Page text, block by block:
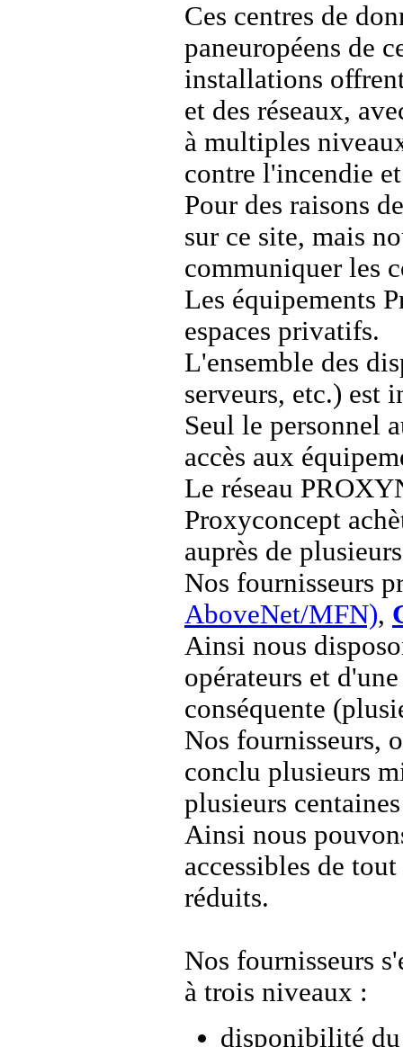
Ces centres de
paneuropéens de
installations
et des réseaux,
à multiples
contre l'incendie
Pour des raisons
sur ce site, mais
communiquer les
Les équipements
espaces privatifs.
L'ensemble des
serveurs, etc.) est
Seul le personnel
accès aux
Le réseau
Proxyconcept
auprès de
Nos fournisseurs
AboveNet/MFN),
Ainsi nous
opérateurs et
conséquente
Nos fournisseurs,
conclu plusieurs
plusieurs
Ainsi nous
accessibles de
réduits.
Nos fournisseurs
à trois niveaux :
disponibilité du